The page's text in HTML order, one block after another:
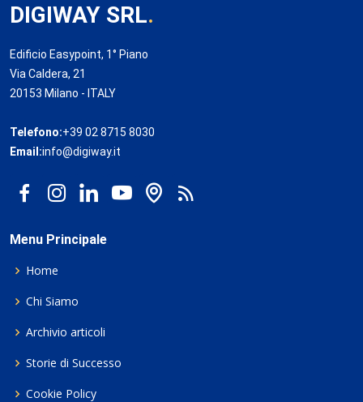
DIGIWAY SRL.
Edificio Easypoint, 1° Piano
Via Caldera, 21
20153 Milano - ITALY
Telefono:+39 02 8715 8030
Email:info@digiway.it
Menu Principale
Home
Chi Siamo
Archivio articoli
Storie di Successo
Cookie Policy